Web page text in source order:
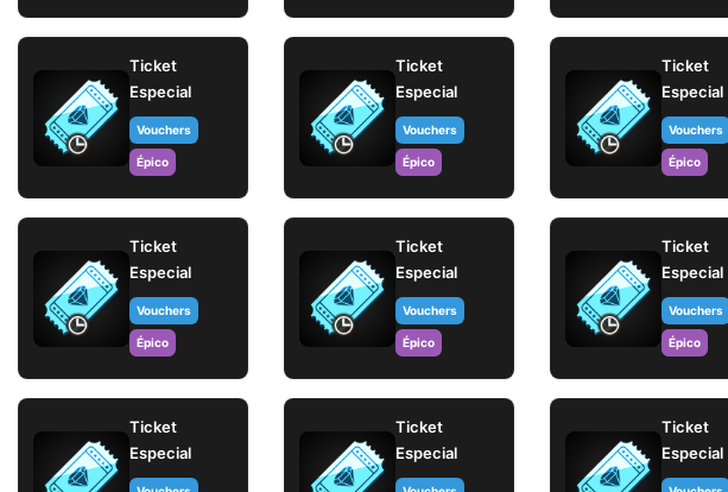
Ticket
Especial
Vouchers
Épico
Ticket
Especial
Vouchers
Épico
Ticket
Especial
Vouchers
Épico
Ticket
Especial
Vouchers
Épico
Ticket
Especial
Vouchers
Épico
Ticket
Especial
Vouchers
Épico
Ticket
Especial
Ticket
Especial
Ticket
Especial